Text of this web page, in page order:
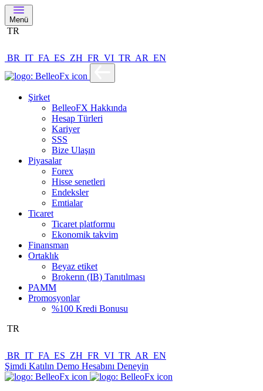
Menü
TR
BR IT FA ES ZH FR VI TR AR EN
Şirket
BelleoFX Hakkında
Hesap Türleri
Kariyer
SSS
Bize Ulaşın
Piyasalar
Forex
Hisse senetleri
Endeksler
Emtialar
Ticaret
Ticaret platformu
Ekonomik takvim
Finansman
Ortaklık
Beyaz etiket
Brokerın (IB) Tanıtılması
PAMM
Promosyonlar
%100 Kredi Bonusu
TR
BR IT FA ES ZH FR VI TR AR EN
Şimdi Katılın Demo Hesabını Deneyin